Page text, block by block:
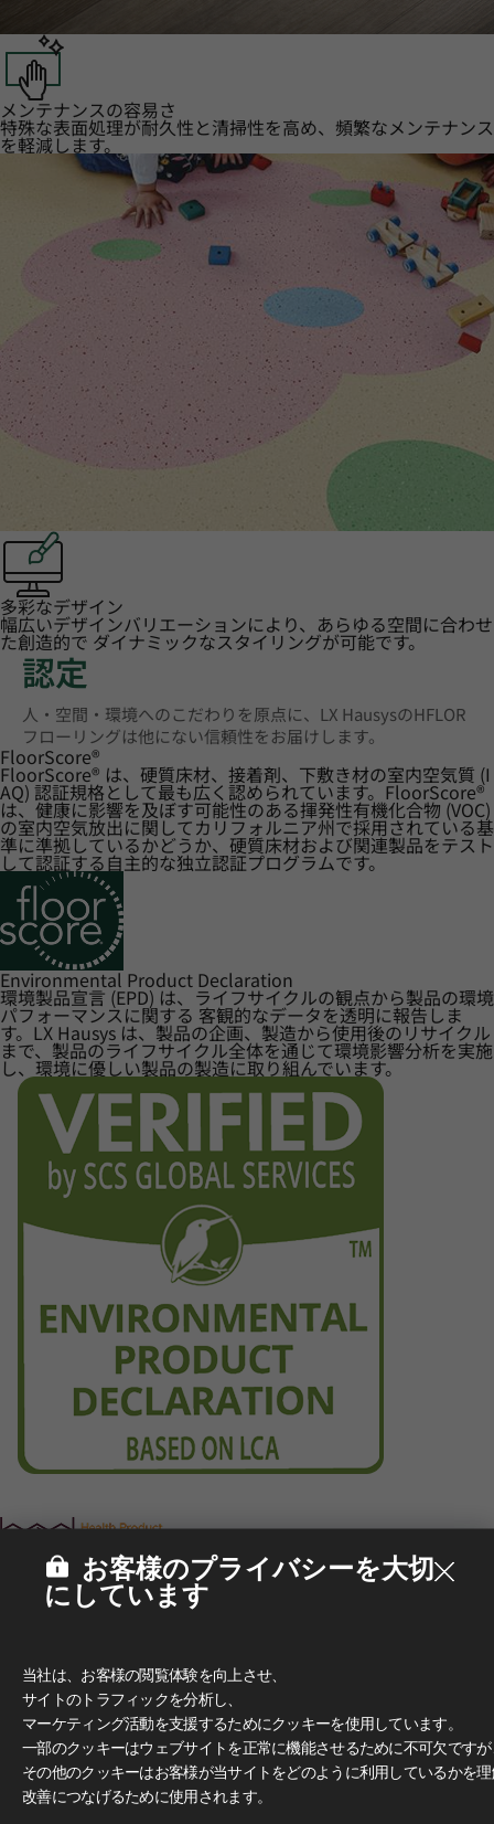
メンテナンスの容易さ
特殊な表面処理が耐久性と清掃性を高め、頻繁なメンテナンス
を軽減します。
多彩なデザイン
幅広いデザインバリエーションにより、あらゆる空間に合わせ
た創造的で ダイナミックなスタイリングが可能です。
認定
人・空間・環境へのこだわりを原点に、LX HausysのHFLOR
フローリングは他にない信頼性をお届けします。
FloorScore®
FloorScore® は、硬質床材、接着剤、下敷き材の室内空気質 (I
AQ) 認証規格として最も広く認められています。FloorScore®
は、健康に影響を及ぼす可能性のある揮発性有機化合物 (VOC)
の室内空気放出に関してカリフォルニア州で採用されている基
準に準拠しているかどうか、硬質床材および関連製品をテスト
して認証する自主的な独立認証プログラムです。
Environmental Product Declaration
環境製品宣言 (EPD) は、ライフサイクルの観点から製品の環境
パフォーマンスに関する 客観的なデータを透明に報告しま
す。LX Hausys は、製品の企画、製造から使用後のリサイクル
まで、製品のライフサイクル全体を通じて環境影響分析を実施
し、環境に優しい製品の製造に取り組んでいます。
お客様のプライバシーを大切
にしています
当社は、お客様の閲覧体験を向上させ、
サイトのトラフィックを分析し、
マーケティング活動を支援するためにクッキーを使用しています。
一部のクッキーはウェブサイトを正常に機能させるために不可欠です
その他のクッキーはお客様が当サイトをどのように利用しているかを
改善につなげるために使用されます。